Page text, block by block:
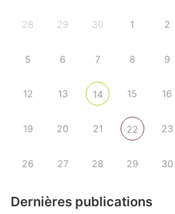
28 29 30 1 2
5 6 7 8 9
12 13 14 15 16
19 20 21 22 23
26 27 28 29 30
Dernières publications